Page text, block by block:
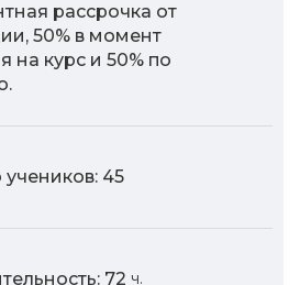
рассрочка от
50% в момент
на курс и 50% по
учеников: 45
72 ч.